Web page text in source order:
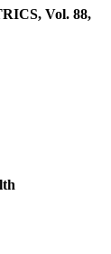
Vol. 88,